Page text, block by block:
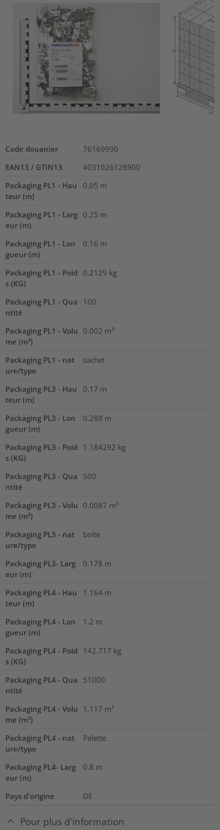
Code douanier
76169990
EAN13 / GTIN13
4031026128900
Packaging PL1 - Hau
teur (m)
0.05 m
Packaging PL1 - Larg
eur (m)
0.25 m
Packaging PL1 - Lon
gueur (m)
0.16 m
Packaging PL1 - Poid
s (KG)
0.2129 kg
Packaging PL1 - Qua
ntité
100
Packaging PL1 - Volu
me (m³)
0.002 m³
Packaging PL1 - nat
ure/type
sachet
Packaging PL3 - Hau
teur (m)
0.17 m
Packaging PL3 - Lon
gueur (m)
0.288 m
Packaging PL3 - Poid
s (KG)
1.184292 kg
Packaging PL3 - Qua
ntité
500
Packaging PL3 - Volu
me (m³)
0.0087 m³
Packaging PL3 - nat
ure/type
boîte
Packaging PL3- Larg
eur (m)
0.178 m
Packaging PL4 - Hau
teur (m)
1.164 m
Packaging PL4 - Lon
gueur (m)
1.2 m
Packaging PL4 - Poid
s (KG)
142.717 kg
Packaging PL4 - Qua
ntité
51000
Packaging PL4 - Volu
me (m³)
1.117 m³
Packaging PL4 - nat
ure/type
Palette
Packaging PL4- Larg
eur (m)
0.8 m
Pays d'origine DE
Pour plus d'information